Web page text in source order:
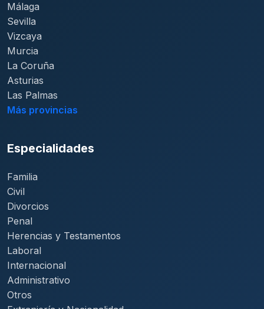
Málaga
Sevilla
Vizcaya
Murcia
La Coruña
Asturias
Las Palmas
Más provincias
Especialidades
Familia
Civil
Divorcios
Penal
Herencias y Testamentos
Laboral
Internacional
Administrativo
Otros